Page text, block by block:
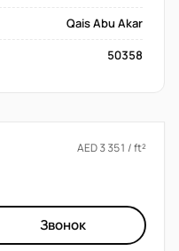
Qais Abu Akar
50358
AED 3 351 / ft²
Звонок